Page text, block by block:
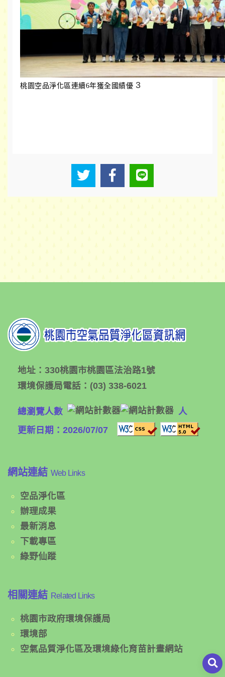
桃園空品淨化區連續6年獲全國績優 3
地址： 330桃園市桃園區法治路1號
環境保護局電話： (03) 338-6021
總瀏覽人數
人
更新日期：2026/07/07
網站連結 Web Links
空品淨化區
辦理成果
最新消息
下載專區
綠野仙蹤
相關連結 Related Links
桃園市政府環境保護局
環境部
空氣品質淨化區及環境綠化育苗計畫網站